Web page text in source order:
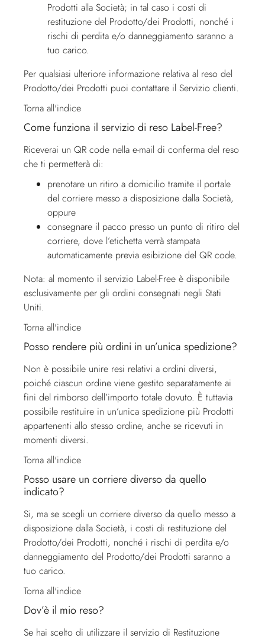
Prodotti alla Società; in tal caso i costi di
restituzione del Prodotto/dei Prodotti, nonché i
rischi di perdita e/o danneggiamento saranno a
tuo carico.
Per qualsiasi ulteriore informazione relativa al reso del
Prodotto/dei Prodotti puoi contattare il Servizio clienti.
Torna all'indice
Come funziona il servizio di reso Label-Free?
Riceverai un QR code nella e-mail di conferma del reso
che ti permetterà di:
prenotare un ritiro a domicilio tramite il portale
del corriere messo a disposizione dalla Società,
oppure
consegnare il pacco presso un punto di ritiro del
corriere, dove l’etichetta verrà stampata
automaticamente previa esibizione del QR code.
Nota: al momento il servizio Label-Free è disponibile
esclusivamente per gli ordini consegnati negli Stati
Uniti.
Torna all'indice
Posso rendere più ordini in un’unica spedizione?
Non è possibile unire resi relativi a ordini diversi,
poiché ciascun ordine viene gestito separatamente ai
fini del rimborso dell’importo totale dovuto. È tuttavia
possibile restituire in un’unica spedizione più Prodotti
appartenenti allo stesso ordine, anche se ricevuti in
momenti diversi.
Torna all'indice
Posso usare un corriere diverso da quello
indicato?
Si, ma se scegli un corriere diverso da quello messo a
disposizione dalla Società, i costi di restituzione del
Prodotto/dei Prodotti, nonché i rischi di perdita e/o
danneggiamento del Prodotto/dei Prodotti saranno a
tuo carico.
Torna all'indice
Dov’è il mio reso?
Se hai scelto di utilizzare il servizio di Restituzione